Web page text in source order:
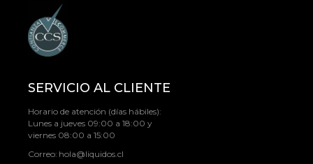
SERVICIO AL CLIENTE
Horario de atención (días hábiles):
Lunes a jueves 09:00 a 18:00 y
viernes 08:00 a 15:00
Correo: hola@liquidos.cl